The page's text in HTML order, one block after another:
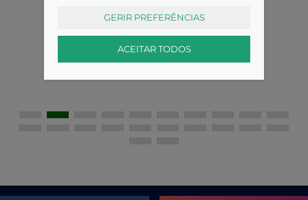
GERIR PREFERÊNCIAS
ACEITAR TODOS